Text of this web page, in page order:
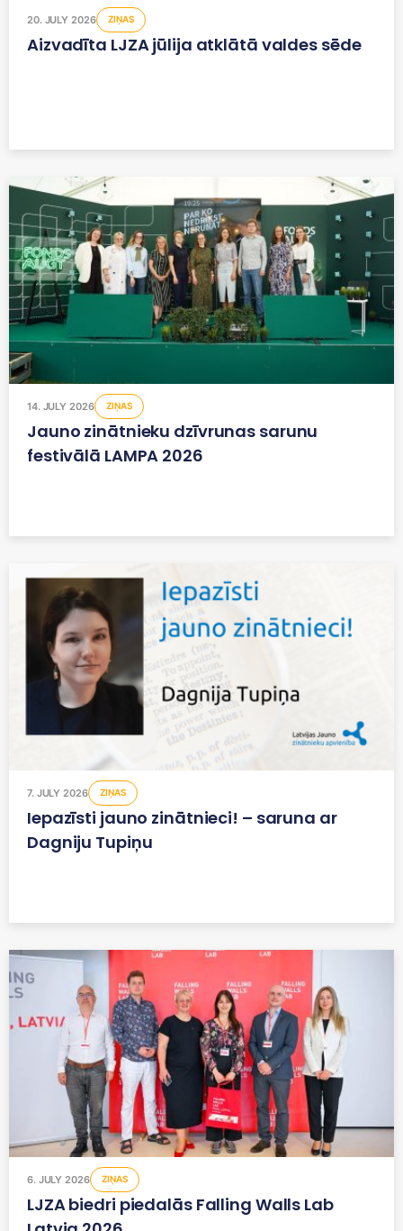
20. JULY 2026 ZIŅAS
Aizvadīta LJZA jūlija atklātā valdes sēde
14. JULY 2026 ZIŅAS
Jauno zinātnieku dzīvrunas sarunu
festivālā LAMPA 2026
7. JULY 2026 ZIŅAS
Iepazīsti jauno zinātnieci! – saruna ar
Dagniju Tupiņu
6. JULY 2026 ZIŅAS
LJZA biedri piedalās Falling Walls Lab